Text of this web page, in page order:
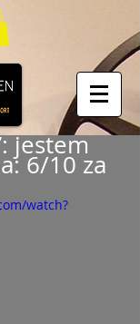
jestem
6/10 za
watch?